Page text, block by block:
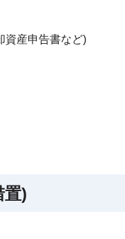
資産申告書など)
)